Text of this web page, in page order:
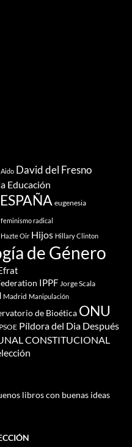
David del Fresno
Educación
ESPAÑA eugenesia
feminismo radical
Hazte Oir Hijos Hillary Clinton
de Género
IPPF Jorge Scala
Madrid Manipulación
de Bioética ONU
PSOE Píldora del Dia Después
CONSTITUCIONAL